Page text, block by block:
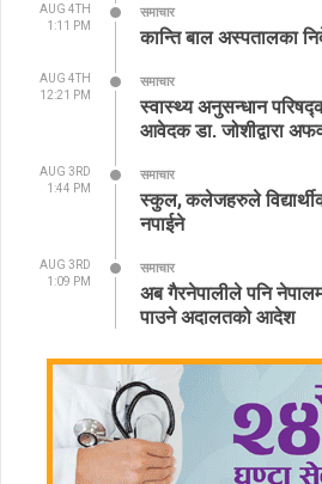
AUG 4TH
1:11 PM
समाचार
कान्ति बाल अस्पतालका
AUG 4TH
12:21 PM
समाचार
स्वास्थ्य अनुसन्धान
आवेदक डा. जोशीद्वारा
AUG 3RD
1:44 PM
समाचार
स्कुल, कलेजहरुले
नपाईने
AUG 3RD
1:09 PM
समाचार
अब गैरनेपालीले पनि नेपालमा
पाउने अदालतको आदेश